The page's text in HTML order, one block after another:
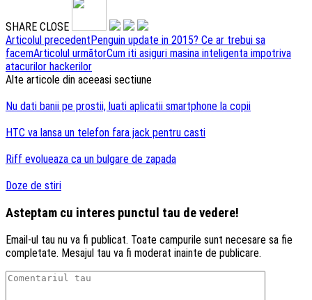
SHARE CLOSE
Navigare
articole
Articolul precedentPenguin update in 2015? Ce ar trebui sa
facemArticolul următorCum iti asiguri masina inteligenta impotriva
atacurilor hackerilor
Alte articole din aceeasi sectiune
Nu dati banii pe prostii, luati aplicatii smartphone la copii
HTC va lansa un telefon fara jack pentru casti
Riff evolueaza ca un bulgare de zapada
Doze de stiri
Asteptam cu interes punctul tau de vedere!
Email-ul tau nu va fi publicat. Toate campurile sunt necesare sa fie
completate. Mesajul tau va fi moderat inainte de publicare.